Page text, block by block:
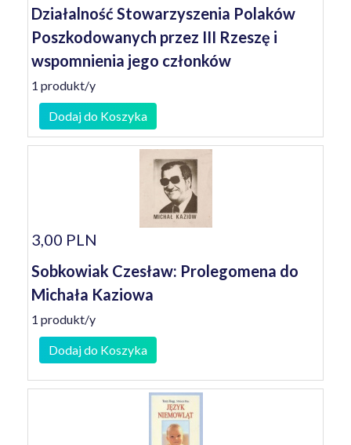
Działalność Stowarzyszenia Polaków
Poszkodowanych przez III Rzeszę i
wspomnienia jego członków
1 produkt/y
Dodaj do Koszyka
3,00 PLN
Sobkowiak Czesław: Prolegomena do
Michała Kaziowa
1 produkt/y
Dodaj do Koszyka